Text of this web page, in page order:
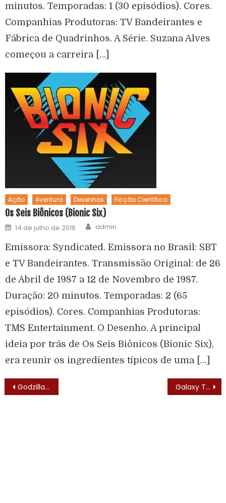
minutos. Temporadas: 1 (30 episódios). Cores.
Companhias Produtoras: TV Bandeirantes e
Fábrica de Quadrinhos. A Série. Suzana Alves
começou a carreira […]
Ação Aventura Desenhos Ficção Científica
Os Seis Biônicos (Bionic Six)
14 de julho de 2016 admin
Emissora: Syndicated. Emissora no Brasil: SBT
e TV Bandeirantes. Transmissão Original: de 26
de Abril de 1987 a 12 de Novembro de 1987.
Duração: 20 minutos. Temporadas: 2 (65
episódios). Cores. Companhias Produtoras:
TMS Entertainment. O Desenho. A principal
ideia por trás de Os Seis Biônicos (Bionic Six),
era reunir os ingredientes típicos de uma […]
Godzilla (Godzilla – 1978) – Elenco Galaxy Trio (Galaxy Trio – 1967)